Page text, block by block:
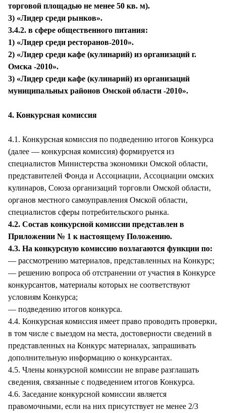
торговой площадью не менее 50 кв. м).
3) «Лидер среди рынков».
3.4.2. в сфере общественного питания:
1) «Лидер среди ресторанов-2010».
2) «Лидер среди кафе (кулинарий) из организаций г.
Омска -2010».
3) «Лидер среди кафе (кулинарий) из организаций
муниципальных районов Омской области -2010».
4. Конкурсная комиссия
4.1. Конкурсная комиссия по подведению итогов Конкурса
(далее — конкурсная комиссия) формируется из
специалистов Министерства экономики Омской области,
представителей Фонда и Ассоциации, Ассоциации омских
кулинаров, Союза организаций торговли Омской области,
органов местного самоуправления Омской области,
специалистов сферы потребительского рынка.
4.2. Состав конкурсной комиссии представлен в
Приложении № 1 к настоящему Положению.
4.3. На конкурсную комиссию возлагаются функции по:
— рассмотрению материалов, представленных на Конкурс;
— решению вопроса об отстранении от участия в Конкурсе
конкурсантов, материалы которых не соответствуют
условиям Конкурса;
— подведению итогов конкурса.
4.4. Конкурсная комиссия имеет право проводить проверки,
в том числе с выездом на места, достоверности сведений в
представленных на Конкурс материалах, запрашивать
дополнительную информацию о конкурсантах.
4.5. Члены конкурсной комиссии не вправе разглашать
сведения, связанные с подведением итогов Конкурса.
4.6. Заседание конкурсной комиссии является
правомочными, если на них присутствует не менее 2/3